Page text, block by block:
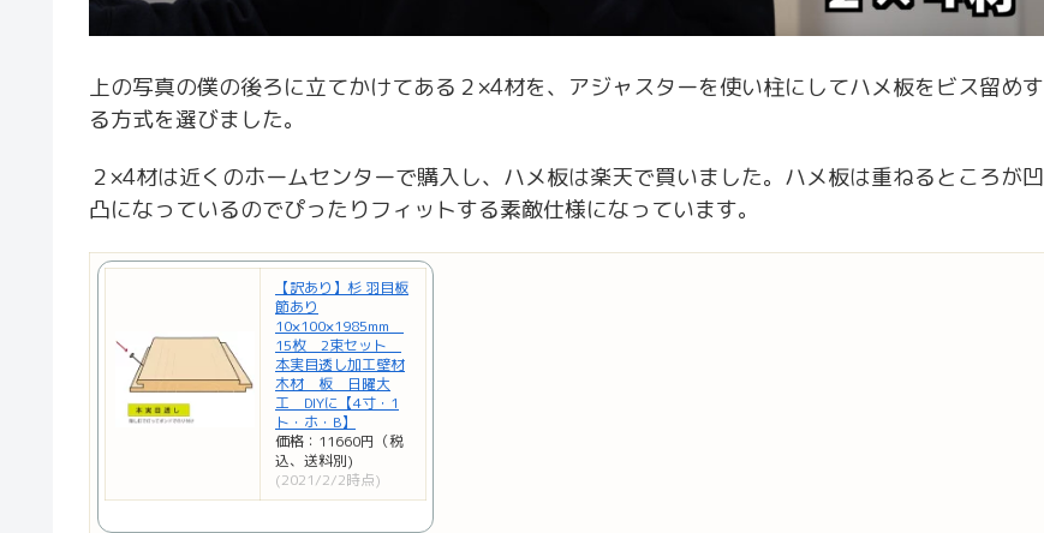
上の写真の僕の後ろに立てかけてある２×4材を、アジャスターを使い柱にしてハメ板をビス留めす
る方式を選びました。
２×4材は近くのホームセンターで購入し、ハメ板は楽天で買いました。ハメ板は重ねるところが凹
凸になっているのでぴったりフィットする素敵仕様になっています。
【訳あり】杉 羽目板
節あり
10×100×1985mm
15枚 2束セット
本実目透し加工壁材
木材 板 日曜大
工 DIYに【4寸・1
ト・ホ・B】
価格：11660円（税
込、送料別)
(2021/2/2時点)